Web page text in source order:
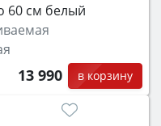
60 см белый
13 990 в корзину